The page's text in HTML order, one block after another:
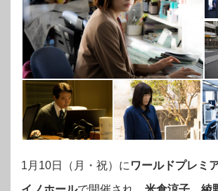
1月10日（月・祝）に ワールドプレミ